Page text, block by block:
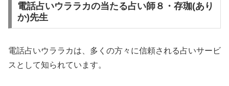
電話占いウララカの当たる占い師８・存珈(あり
か)先生
電話占いウララカは、多くの方々に信頼される占いサービ
スとして知られています。